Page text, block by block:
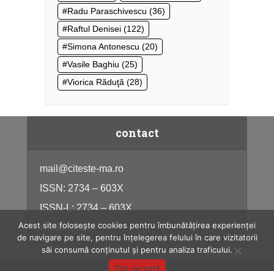
Radu Paraschivescu (36)
Raftul Denisei (122)
Simona Antonescu (20)
Vasile Baghiu (25)
Viorica Răduţă (28)
contact
mail@citeste-ma.ro
ISSN: 2734 – 603X
ISSN-L: 2734 – 603X
citeste-ma.ro
Acest site folosește cookies pentru îmbunătățirea experienței
de navigare pe site, pentru înțelegerea felului în care vizitatorii
săi consumă conținutul și pentru analiza traficului.